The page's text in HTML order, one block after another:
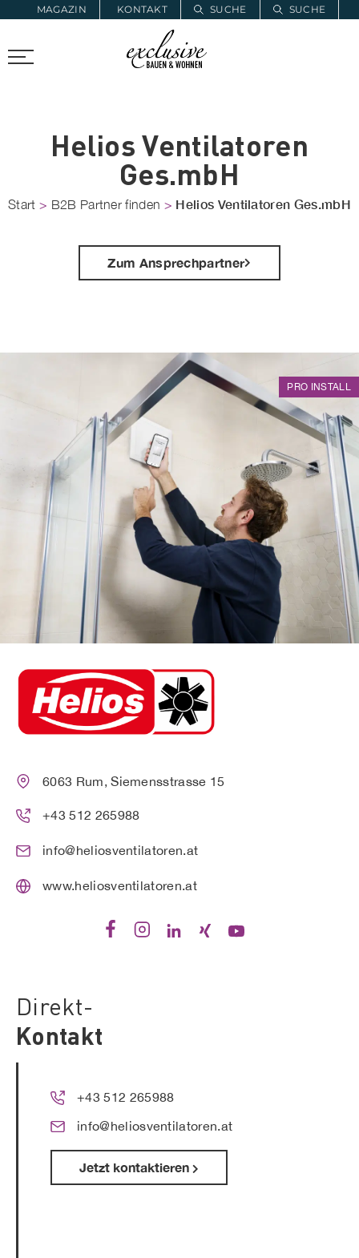
MAGAZIN KONTAKT SUCHE
SUCHE
PROARCHITEC PROINSTALL
Helios Ventilatoren
Ges.mbH
Start > B2B Partner finden > Helios Ventilatoren Ges.mbH
Zum Ansprechpartner
PRO INSTALL
6063 Rum, Siemensstrasse 15
+43 512 265988
info@heliosventilatoren.at
www.heliosventilatoren.at
Direkt-
Kontakt
+43 512 265988
info@heliosventilatoren.at
Jetzt kontaktieren